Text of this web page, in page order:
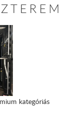
kategóriás